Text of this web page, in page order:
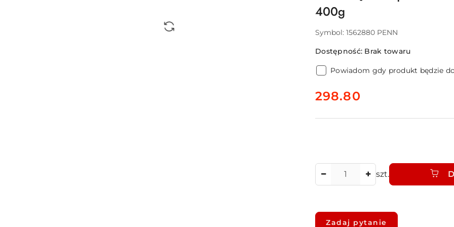
400g
Symbol: 1562880 PENN
Dostępność: Brak towaru
Powiadom gdy produkt będzie
cena:
298.80
szt.
Dostępność
Zadaj pytanie